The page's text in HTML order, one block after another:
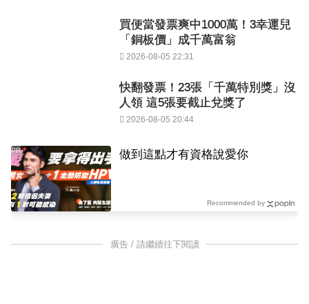
買便當發票爽中1000萬！3幸運兒
「銅板價」成千萬富翁
2026-08-05 22:31
快翻發票！23張「千萬特別獎」沒
人領 這5張要截止兌獎了
2026-08-05 20:44
做到這點才有資格說愛你
PR
Recommended by
廣告 / 請繼續往下閱讀